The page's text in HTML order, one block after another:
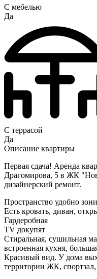
С мебелью
Да
С террасой
Да
Описание квартиры
Первая сдача! Аренда
Драгомирова, 5 в ЖК
дизайнерский ремонт.
Пространство удобно
Есть кровать, диван,
Гардеробная
TV докупят
Стиральная, сушильная
встроенная кухня,
Красивый вид. У дома
территории ЖК, спортзал,